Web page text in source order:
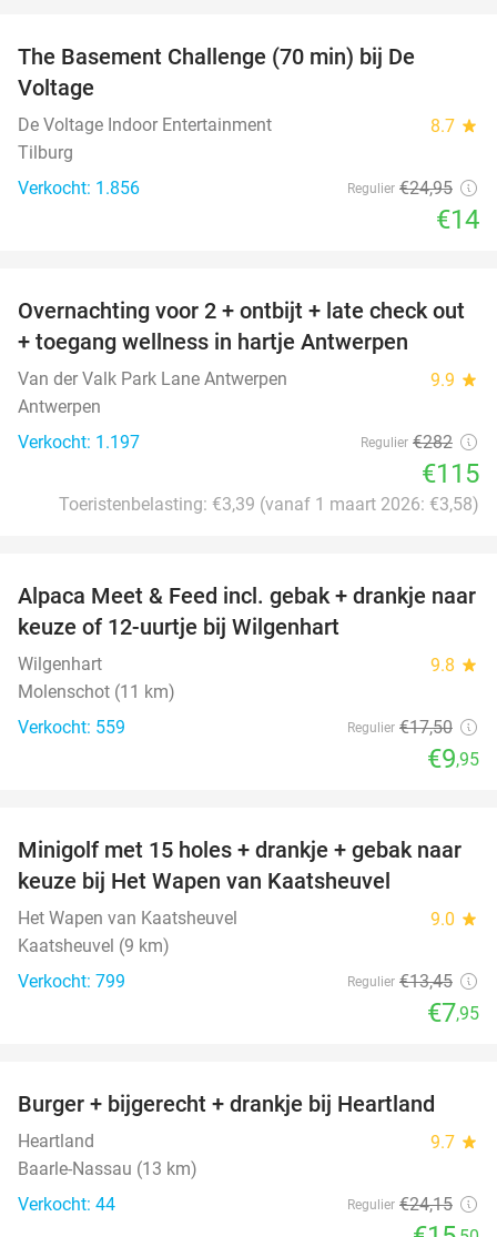
The Basement Challenge (70 min) bij De
Voltage
De Voltage Indoor Entertainment 8.7 star
Tilburg
Verkocht: 1.856
Regulier €24,95
€14
59%
Overnachting voor 2 + ontbijt + late check out
+ toegang wellness in hartje Antwerpen
Van der Valk Park Lane Antwerpen 9.9 star
Antwerpen
Verkocht: 1.197
Regulier €282
€115
Toeristenbelasting: €3,39 (vanaf 1 maart 2026: €3,58)
43%
Alpaca Meet & Feed incl. gebak + drankje naar
keuze of 12-uurtje bij Wilgenhart
Wilgenhart 9.8 star
Molenschot (11 km)
Verkocht: 559
Regulier €17,50
€9,95
41%
Minigolf met 15 holes + drankje + gebak naar
keuze bij Het Wapen van Kaatsheuvel
Het Wapen van Kaatsheuvel 9.0 star
Kaatsheuvel (9 km)
Verkocht: 799
Regulier €13,45
€7,95
36%
Burger + bijgerecht + drankje bij Heartland
Heartland 9.7 star
Baarle-Nassau (13 km)
Verkocht: 44
Regulier €24,15